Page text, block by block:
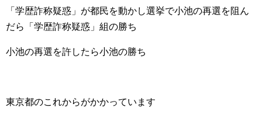
「学歴詐称疑惑」が都民を動かし選挙で小池の再選を阻ん
だら「学歴詐称疑惑」組の勝ち
小池の再選を許したら小池の勝ち
東京都のこれからがかかっています